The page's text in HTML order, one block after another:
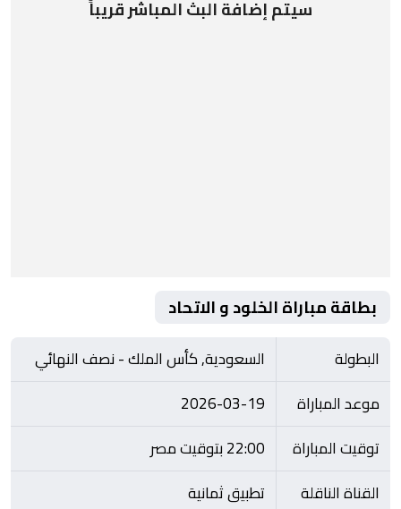
سيتم إضافة البث المباشر قريباً
بطاقة مباراة الخلود و الاتحاد
البطولة
السعودية, كأس الملك - نصف النهائي
موعد المباراة
2026-03-19
توقيت المباراة
22:00 بتوقيت مصر
القناة الناقلة
تطبيق ثمانية